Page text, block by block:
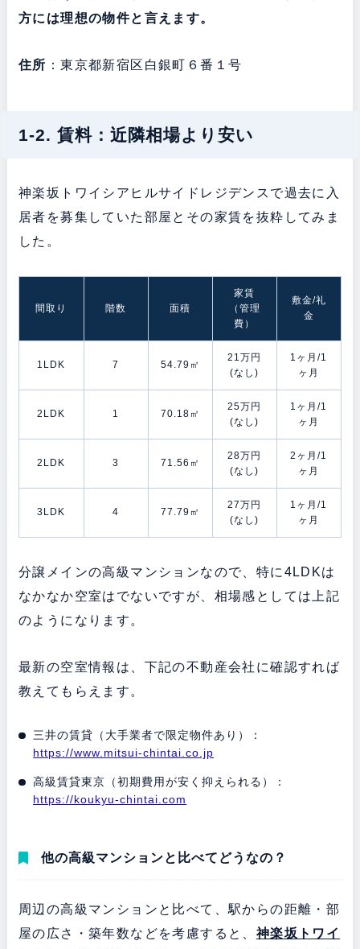
方には理想の物件と言えます。
住所 ：東京都新宿区白銀町６番１号
1-2. 賃料：近隣相場より安い
神楽坂トワイシアヒルサイドレジデンスで過去に入
居者を募集していた部屋とその家賃を抜粋してみま
した。
間取り 階数 面積
家賃
（管理
費）
敷金/礼
金
1LDK 7 54.79㎡
21万円
(なし)
1ヶ月/1
ヶ月
2LDK 1 70.18㎡
25万円
(なし)
1ヶ月/1
ヶ月
2LDK 3 71.56㎡
28万円
(なし)
2ヶ月/1
ヶ月
3LDK 4 77.79㎡
27万円
(なし)
1ヶ月/1
ヶ月
分譲メインの高級マンションなので、特に4LDKは
なかなか空室はでないですが、相場感としては上記
のようになります。
最新の空室情報は、下記の不動産会社に確認すれば
教えてもらえます。
三井の賃貸（大手業者で限定物件あり）：
https://www.mitsui-chintai.co.jp
高級賃貸東京（初期費用が安く抑えられる）：
https://koukyu-chintai.com
他の高級マンションと比べてどうなの？
周辺の高級マンションと比べて、駅からの距離・部
屋の広さ・築年数などを考慮すると、 神楽坂トワイ